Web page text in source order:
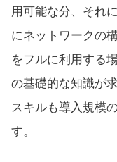
用可能な分、それ
にネットワークの
をフルに利用する
の基礎的な知識が
スキルも導入規模
す。